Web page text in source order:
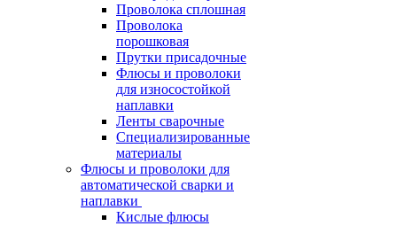
Проволока сплошная
Проволока
порошковая
Прутки присадочные
Флюсы и проволоки
для износостойкой
наплавки
Ленты сварочные
Специализированные
материалы
Флюсы и проволоки для
автоматической сварки и
наплавки
Кислые флюсы